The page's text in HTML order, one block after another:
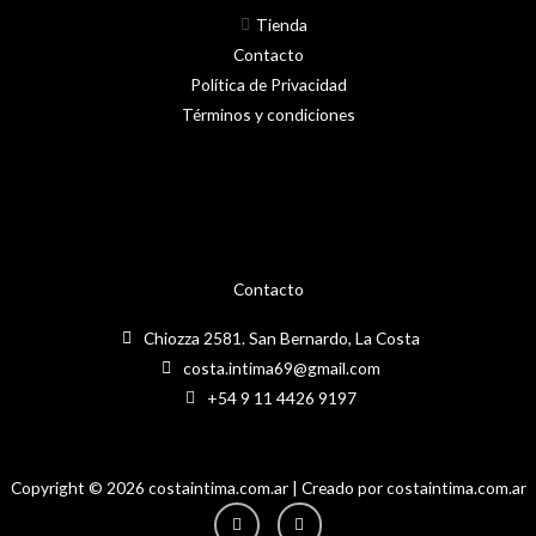
Contacto
Chiozza 2581. San Bernardo, La Costa
costa.intima69@gmail.com
+54 9 11 4426 9197
Tienda
Contacto
Política de Privacidad
Términos y condiciones
Copyright © 2026 costaintima.com.ar | Creado por costaintima.com.ar
InstagramFacebook-
f